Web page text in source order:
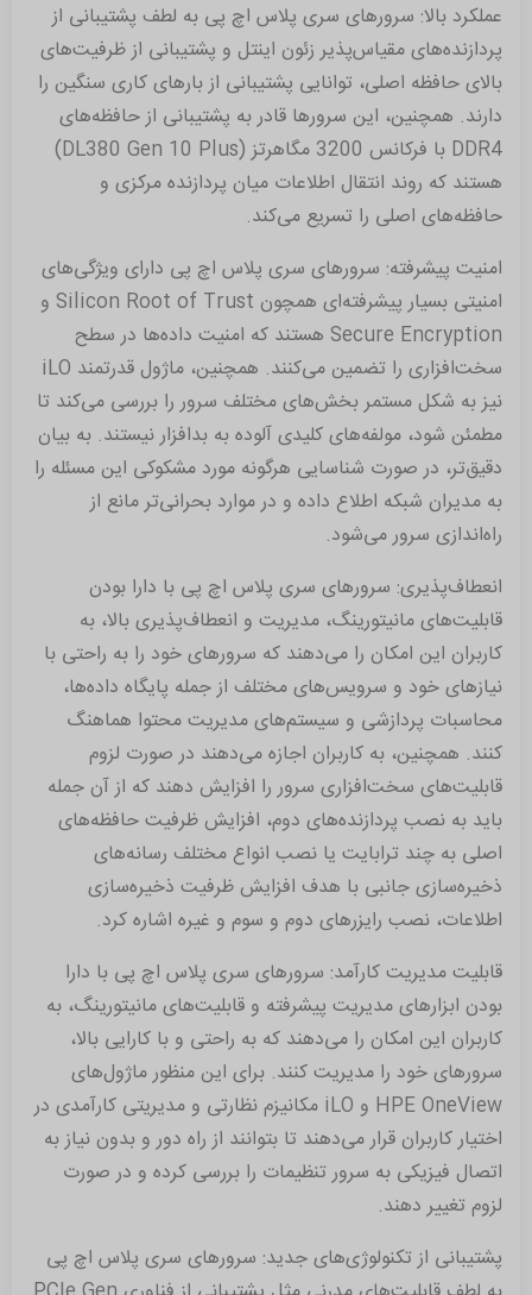
عملکرد بالا: سرورهای سری پلاس اچ پی به لطف پشتیبانی از
پردازنده‌های مقیاس‌پذیر زئون اینتل و پشتیبانی از ظرفیت‌های
بالای حافظه اصلی، توانایی پشتیبانی از بارهای کاری سنگین را
دارند. همچنین، این سرورها قادر به پشتیبانی از حافظه‌های
DDR4 با فرکانس 3200 مگاهرتز (DL380 Gen 10 Plus)
هستند که روند انتقال اطلاعات میان پردازنده مرکزی و
حافظه‌های اصلی را تسریع می‌کند.
امنیت پیشرفته: سرورهای سری پلاس اچ پی دارای ویژگی‌های
امنیتی بسیار پیشرفته‌ای همچون Silicon Root of Trust و
Secure Encryption هستند که امنیت داده‌ها در سطح
سخت‌افزاری را تضمین می‌کنند. همچنین، ماژول قدرتمند iLO
نیز به شکل مستمر بخش‌های مختلف سرور را بررسی می‌کند تا
مطمئن شود، مولفه‌های کلیدی آلوده به بدافزار نیستند. به بیان
دقیق‌تر، در صورت شناسایی هرگونه مورد مشکوکی این مسئله را
به مدیران شبکه اطلاع داده و در موارد بحرانی‌تر مانع از
راه‌اندازی سرور می‌شود.
انعطاف‌پذیری: سرورهای سری پلاس اچ پی با دارا بودن
قابلیت‌های مانیتورینگ، مدیریت و انعطاف‌پذیری بالا، به
کاربران این امکان را می‌دهند که سرورهای خود را به راحتی با
نیازهای خود و سرویس‌های مختلف از جمله پایگاه داده‌ها،
محاسبات پردازشی و سیستم‌های مدیریت محتوا هماهنگ
کنند. همچنین، به کاربران اجازه می‌دهند در صورت لزوم
قابلیت‌های سخت‌افزاری سرور را افزایش دهند که از آن جمله
باید به نصب پردازنده‌های دوم، افزایش ظرفیت حافظه‌های
اصلی به چند ترابایت یا نصب انواع مختلف رسانه‌های
ذخیره‌سازی جانبی با هدف افزایش ظرفیت ذخیره‌سازی
اطلاعات، نصب رایزرهای دوم و سوم و غیره اشاره کرد.
قابلیت مدیریت کارآمد: سرورهای سری پلاس اچ پی با دارا
بودن ابزارهای مدیریت پیشرفته و قابلیت‌های مانیتورینگ، به
کاربران این امکان را می‌دهند که به راحتی و با کارایی بالا،
سرورهای خود را مدیریت کنند. برای این منظور ماژول‌های
HPE OneView و iLO مکانیزم نظارتی و مدیریتی کارآمدی در
اختیار کاربران قرار می‌دهند تا بتوانند از راه دور و بدون نیاز به
اتصال فیزیکی به سرور تنظیمات را بررسی کرده و در صورت
لزوم تغییر دهند.
پشتیبانی از تکنولوژی‌های جدید: سرورهای سری پلاس اچ پی